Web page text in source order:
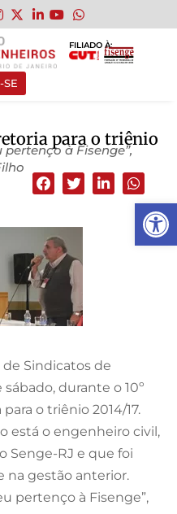
Abrir
FILIADO À:
SE
para o triênio
à Fisenge”,
Sindicatos de
durante o 10º
o triênio 2014/17.
está o engenheiro civil,
Senge-RJ e que foi
na gestão anterior.
pertenço à Fisenge”,